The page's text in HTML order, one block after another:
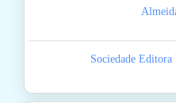
Sociedade